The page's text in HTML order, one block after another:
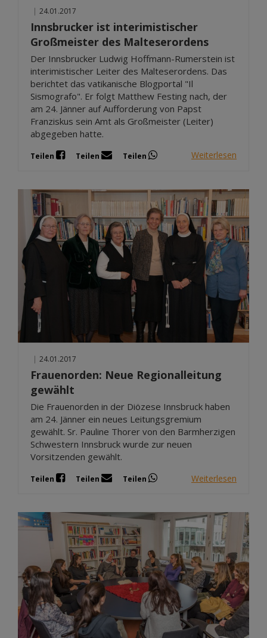
| 24.01.2017
Innsbrucker ist interimistischer
Großmeister des Malteserordens
Der Innsbrucker Ludwig Hoffmann-Rumerstein ist
interimistischer Leiter des Malteserordens. Das
berichtet das vatikanische Blogportal "Il
Sismografo". Er folgt Matthew Festing nach, der
am 24. Jänner auf Aufforderung von Papst
Franziskus sein Amt als Großmeister (Leiter)
abgegeben hatte.
Teilen Teilen Teilen Weiterlesen
| 24.01.2017
Frauenorden: Neue Regionalleitung
gewählt
Die Frauenorden in der Diözese Innsbruck haben
am 24. Jänner ein neues Leitungsgremium
gewählt. Sr. Pauline Thorer von den Barmherzigen
Schwestern Innsbruck wurde zur neuen
Vorsitzenden gewählt.
Teilen Teilen Teilen Weiterlesen